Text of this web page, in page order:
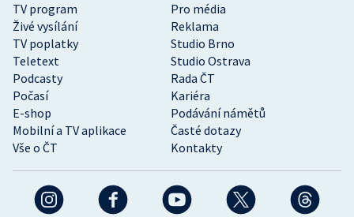
TV program
Pro média
Živé vysílání
Reklama
TV poplatky
Studio Brno
Teletext
Studio Ostrava
Podcasty
Rada ČT
Počasí
Kariéra
E-shop
Podávání námětů
Mobilní a TV aplikace
Časté dotazy
Vše o ČT
Kontakty